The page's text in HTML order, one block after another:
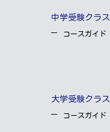
中学受験クラス
コースガイド
大学受験クラス
コースガイド